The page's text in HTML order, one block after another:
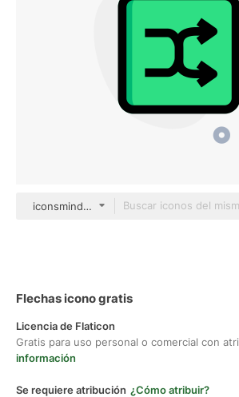
iconsmind Others
Flechas icono gratis
Licencia de Flaticon
Gratis para uso personal o comercial con
información
Se requiere atribución ¿Cómo atribuir?